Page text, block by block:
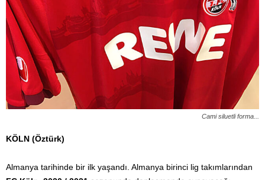
Cami siluetli forma...
KÖLN (Öztürk)
Almanya tarihinde bir ilk yaşandı. Almanya birinci lig takımlarından